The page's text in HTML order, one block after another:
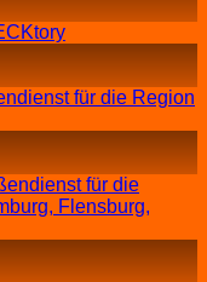
für die Region
für die
Flensburg,